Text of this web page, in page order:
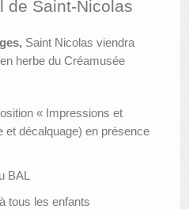
de Saint-Nicolas
, Saint Nicolas viendra
herbe du Créamusée
« Impressions et
et décalquage) en présence
BAL
tous les enfants